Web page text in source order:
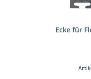
Ecke für